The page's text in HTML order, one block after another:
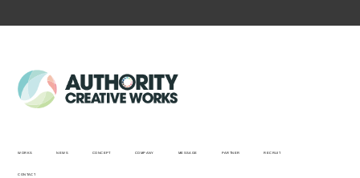
WORKS NEWS CONCEPT COMPANY MESSAGE PARTNER RECRUIT
CONTACT